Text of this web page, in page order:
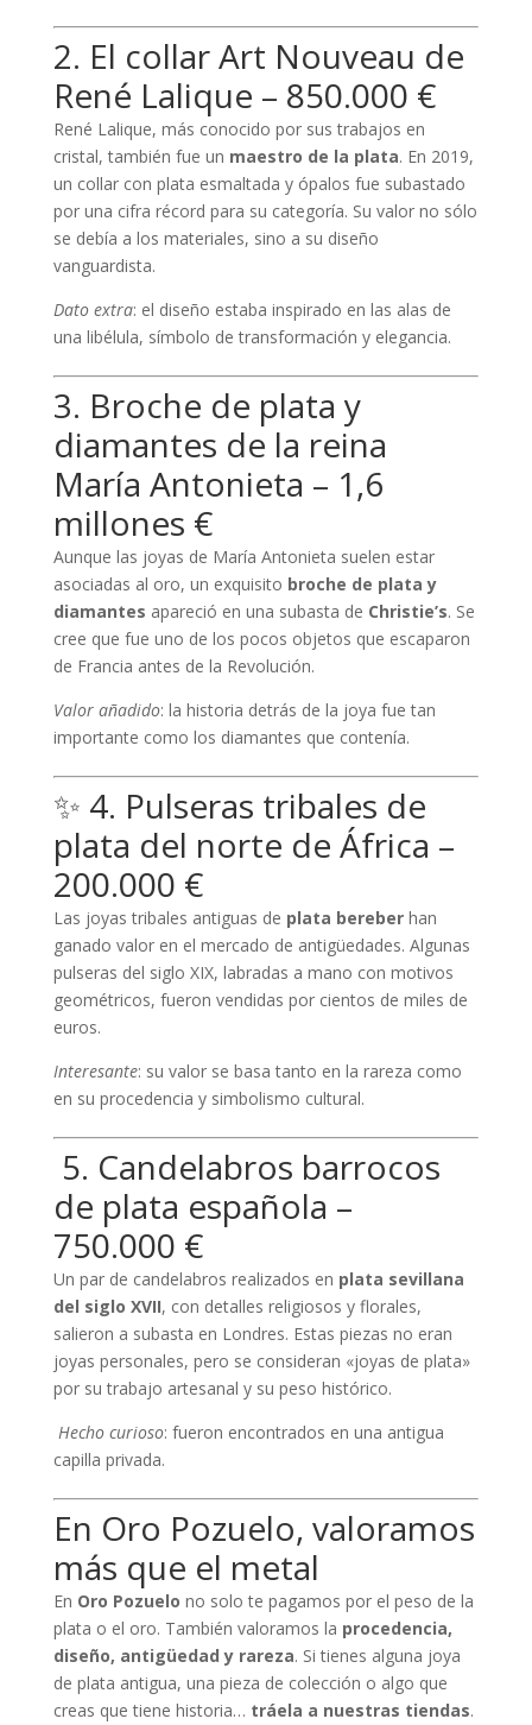
2. El collar Art Nouveau de
René Lalique – 850.000 €
René Lalique, más conocido por sus trabajos en
cristal, también fue un maestro de la plata. En 2019,
un collar con plata esmaltada y ópalos fue subastado
por una cifra récord para su categoría. Su valor no sólo
se debía a los materiales, sino a su diseño
vanguardista.
Dato extra: el diseño estaba inspirado en las alas de
una libélula, símbolo de transformación y elegancia.
3. Broche de plata y
diamantes de la reina
María Antonieta – 1,6
millones €
Aunque las joyas de María Antonieta suelen estar
asociadas al oro, un exquisito broche de plata y
diamantes apareció en una subasta de Christie’s. Se
cree que fue uno de los pocos objetos que escaparon
de Francia antes de la Revolución.
Valor añadido: la historia detrás de la joya fue tan
importante como los diamantes que contenía.
✨ 4. Pulseras tribales de
plata del norte de África –
200.000 €
Las joyas tribales antiguas de plata bereberhan
ganado valor en el mercado de antigüedades. Algunas
pulseras del siglo XIX, labradas a mano con motivos
geométricos, fueron vendidas por cientos de miles de
euros.
Interesante: su valor se basa tanto en la rareza como
en su procedencia y simbolismo cultural.
️ 5. Candelabros barrocos
de plata española –
750.000 €
Un par de candelabros realizados en plata sevillana
del siglo XVII, con detalles religiosos y florales,
salieron a subasta en Londres. Estas piezas no eran
joyas personales, pero se consideran «joyas de plata»
por su trabajo artesanal y su peso histórico.
Hecho curioso: fueron encontrados en una antigua
capilla privada.
En Oro Pozuelo, valoramos
más que el metal
En Oro Pozuelo no solo te pagamos por el peso de la
plata o el oro. También valoramos la procedencia,
diseño, antigüedad y rareza. Si tienes alguna joya
de plata antigua, una pieza de colección o algo que
creas que tiene historia… tráela a nuestras tiendas.